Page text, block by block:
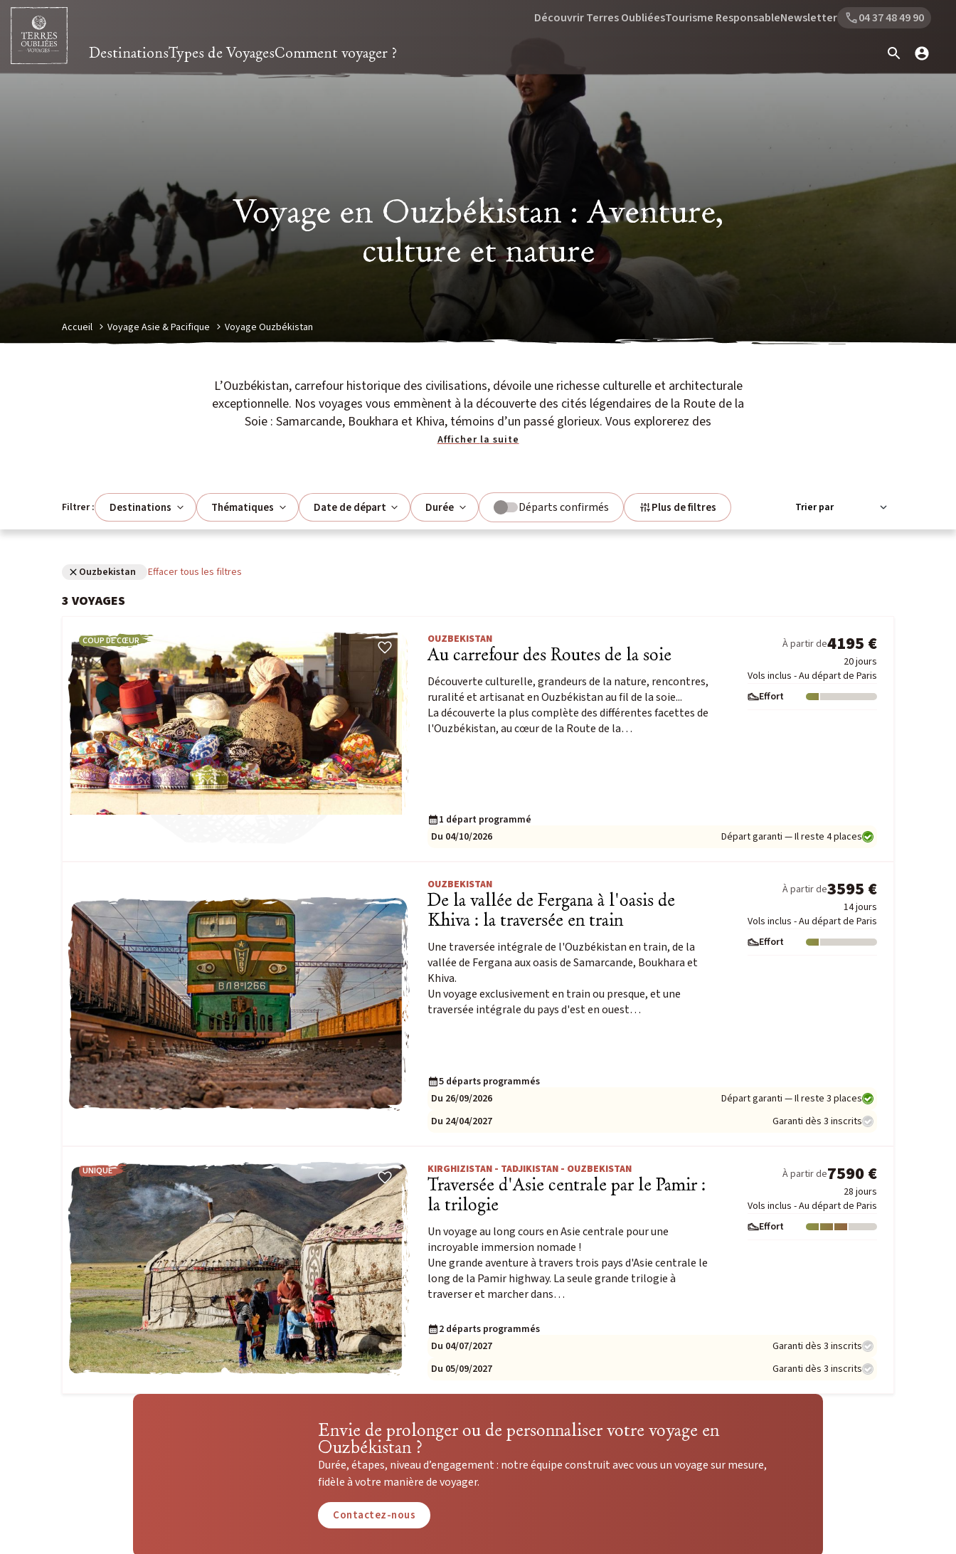
DestinationsTypes de VoyagesComment voyager ?
Découvrir Terres OubliéesTourisme ResponsableNewsletter 04 37 48 49 90
Voyage en Ouzbékistan : Aventure,
culture et nature
Accueil Voyage Asie & Pacifique Voyage Ouzbékistan
L’Ouzbékistan, carrefour historique des civilisations, dévoile une richesse culturelle et architecturale
exceptionnelle. Nos voyages vous emmènent à la découverte des cités légendaires de la Route de la
Soie : Samarcande, Boukhara et Khiva, témoins d’un passé glorieux. Vous explorerez des
Afficher la suite
Filtrer : Destinations Thématiques Date de départ
3 5 7 8 9
10 12 14 15 16
17 18 19 21 22 23
24 25 26
31 1 2
Durée Départs confirmés Plus de filtres
Ouzbekistan Effacer tous les filtres
3 VOYAGES
COUP DE CŒUR OUZBEKISTAN
Au carrefour des Routes de la soie
Découverte culturelle, grandeurs de la nature, rencontres,
ruralité et artisanat en Ouzbékistan au fil de la soie...
La découverte la plus complète des différentes facettes de
l'Ouzbékistan, au cœur de la Route de la…
À partir de4195 €
20 jours
Vols inclus - Au départ de Paris
Effort
Niveau : 1
1 départ programmé
Du 04/10/2026
Départ garanti — Il reste 4 places
OUZBEKISTAN
De la vallée de Fergana à l'oasis de
Khiva : la traversée en train
Une traversée intégrale de l'Ouzbékistan en train, de la
vallée de Fergana aux oasis de Samarcande, Boukhara et
Khiva.
Un voyage exclusivement en train ou presque, et une
traversée intégrale du pays d'est en ouest…
À partir de3595 €
14 jours
Vols inclus - Au départ de Paris
Effort
Niveau : 1
5 départs programmés
Du 26/09/2026
Départ garanti — Il reste 3 places
Du 24/04/2027
Garanti dès 3 inscrits
UNIQUE KIRGHIZISTAN - TADJIKISTAN - OUZBEKISTAN
Traversée d'Asie centrale par le Pamir :
la trilogie
Un voyage au long cours en Asie centrale pour une
incroyable immersion nomade !
Une grande aventure à travers trois pays d'Asie centrale le
long de la Pamir highway. La seule grande trilogie à
traverser et marcher dans…
À partir de7590 €
28 jours
Vols inclus - Au départ de Paris
Effort
Niveau : 3
2 départs programmés
Du 04/07/2027
Garanti dès 3 inscrits
Du 05/09/2027
Garanti dès 3 inscrits
Envie de prolonger ou de personnaliser votre voyage en
Ouzbékistan ?
Durée, étapes, niveau d’engagement : notre équipe construit avec vous un voyage sur mesure,
fidèle à votre manière de voyager.
Contactez-nous